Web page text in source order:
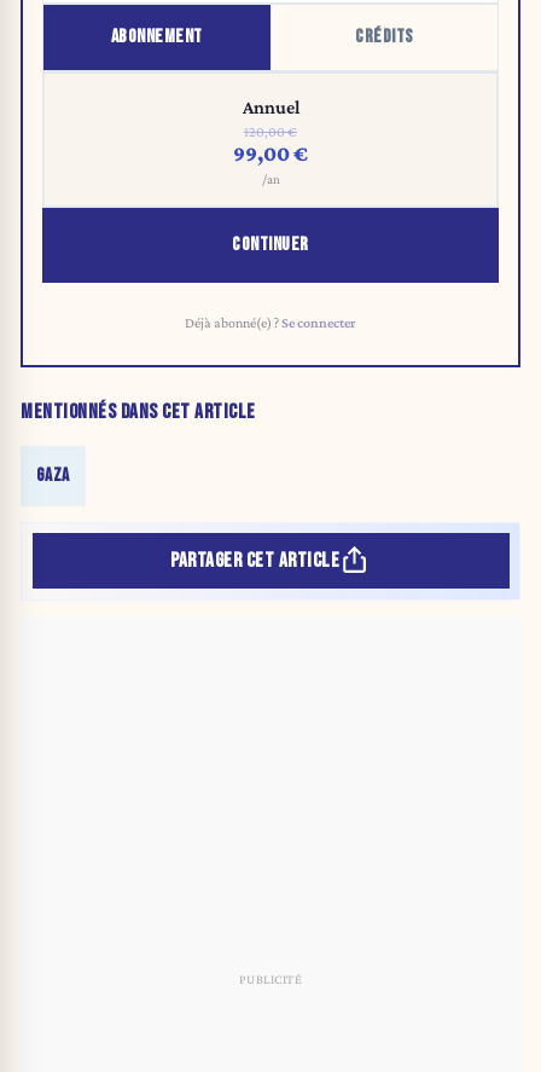
ABONNEMENT CRÉDITS
Annuel
120,00 €
99,00 €
/an
CONTINUER
Déjà abonné(e) ?Se connecter
MENTIONNÉS DANS CET ARTICLE
GAZA
PARTAGER CET ARTICLE